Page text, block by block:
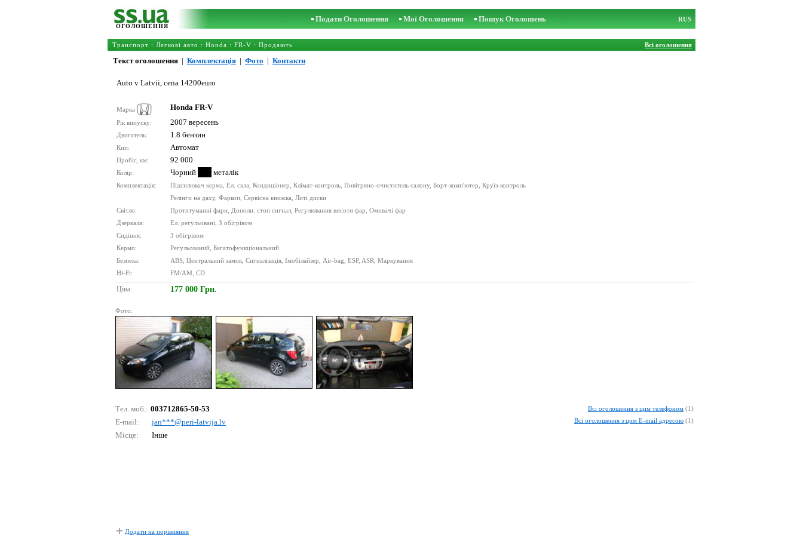
ОГОЛОШЕННЯ
Подати Оголошення Мої Оголошення Пошук Оголошень RUS
Транспорт : Легкові авто : Honda : FR-V : Продають Всі оголошення
Текст оголошення | Комплектація | Фото | Контакти
Auto v Latvii, cena 14200euro
Марка Honda FR-V
Рік випуску: 2007 вересень
Двигатель: 1.8 бензин
Кпп: Автомат
Пробіг, км: 92 000
Колір: Чорний металік
Комплектація:
Підсилювач керма, Ел. скла, Кондиціонер, Клімат-контроль, Повітряно-очиститель салону, Борт-комп'ютер, Круїз-контроль
Релінги на даху, Фаркоп, Сервісна книжка, Литі диски
Світло:
Протитуманні фари, Дополн. стоп сигнал, Регулювання висоти фар, Омивачі фар
Дзеркала:
Ел. регульовані, З обігрівом
Сидіння:
З обігрівом
Кермо:
Регульований, Багатофункціональний
Безпека:
ABS, Центральний замок, Сигналізація, Імобілайзер, Air-bag, ESP, ASR, Маркування
Hi-Fi:
FM/AM, CD
Ціна: 177 000 Грн.
Фото:
Тел. моб.: 003712865-50-53
E-mail:
jаn***@реri-lаtvijа.lv
Місце:
Інше
Всі оголошення з цим телефоном (1)
Всі оголошення з цим E-mail адресою (1)
Додати на порівняння